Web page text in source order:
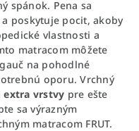
spánok. Pena sa
poskytuje pocit, akoby
vlastnosti a
matracom môžete
na pohodlné
oporu. Vrchný
extra vrstvy pre ešte
sa výrazným
matracom FRUT.